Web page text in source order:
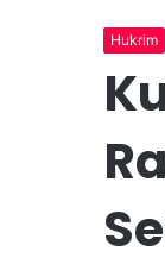
Hukrim